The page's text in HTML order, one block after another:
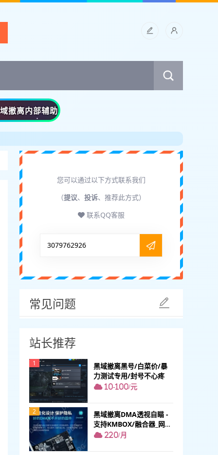
撤离内部辅助
您可以通过以下方式联系我们
（提议、 投诉、推荐此方式）
联系QQ客服
3079762926
常见问题
站长推荐
1
黑域撤离黑号/白菜价/暴
力测试专用/封号不心疼
10-100/元
2
黑域撤离DMA透视自瞄 -
支持KMBOX/融合器_网页
雷达_分屏显示
220/月